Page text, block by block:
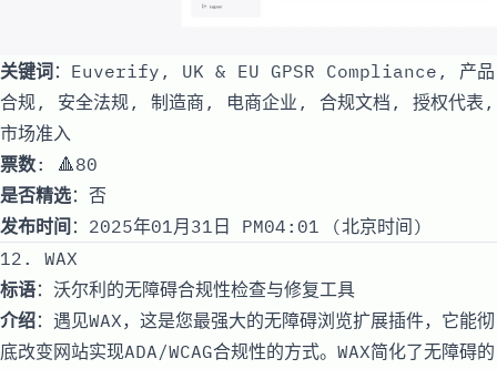
关键词：Euverify, UK & EU GPSR Compliance, 产品
合规, 安全法规, 制造商, 电商企业, 合规文档, 授权代表,
市场准入
票数: 🔺80
是否精选：否
发布时间 ：2025年01月31日 PM04:01 (北京时间)
12. WAX
标语：沃尔利的无障碍合规性检查与修复工具
介绍：遇见WAX，这是您最强大的无障碍浏览扩展插件，它能彻
底改变网站实现ADA/WCAG合规性的方式。WAX简化了无障碍的